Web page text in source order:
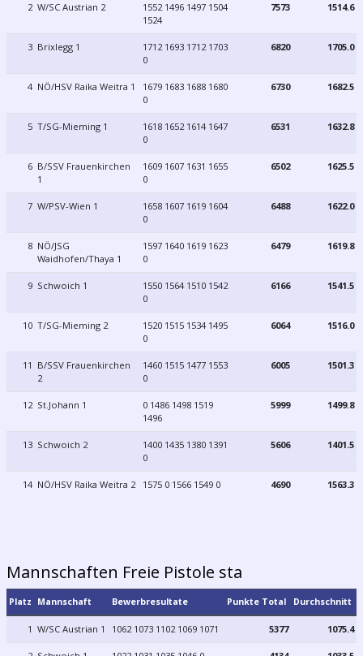
2 W/SC Austrian 2
1552 1496 1497 1504
1524
7573 1514.6
3 Brixlegg 1
1712 1693 1712 1703
0
6820 1705.0
4 NÖ/HSV Raika Weitra 1
1679 1683 1688 1680
0
6730 1682.5
5 T/SG-Mieming 1
1618 1652 1614 1647
0
6531 1632.8
6 B/SSV Frauenkirchen
1
1609 1607 1631 1655
0
6502 1625.5
7 W/PSV-Wien 1
1658 1607 1619 1604
0
6488 1622.0
8 NÖ/JSG
Waidhofen/Thaya 1
1597 1640 1619 1623
0
6479 1619.8
9 Schwoich 1
1550 1564 1510 1542
0
6166 1541.5
10 T/SG-Mieming 2
1520 1515 1534 1495
0
6064 1516.0
11 B/SSV Frauenkirchen
2
1460 1515 1477 1553
0
6005 1501.3
12 St.Johann 1
0 1486 1498 1519
1496
5999 1499.8
13 Schwoich 2
1400 1435 1380 1391
0
5606 1401.5
14 NÖ/HSV Raika Weitra 2 1575 0 1566 1549 0 4690 1563.3
Mannschaften Freie Pistole sta
Platz Mannschaft Bewerbresultate Punkte Total Durchschnitt
1 W/SC Austrian 1 1062 1073 1102 1069 1071 5377 1075.4